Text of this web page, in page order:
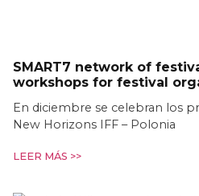
SMART7 network of
workshops for festival
En diciembre se celebran los
New Horizons IFF – Polonia
LEER MÁS >>